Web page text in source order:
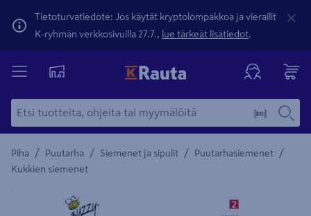
Tietoturvatiedote: Jos käytät kryptolompakkoa ja vierailit
K-ryhmän verkkosivuilla 27.7., lue tärkeät lisätiedot.
Piha / Puutarha / Siemenet ja sipulit / Puutarhasiemenet /
Kukkien siemenet
Yksityiskohtainen kuvaus löytyy Tuotteen kuvaus -